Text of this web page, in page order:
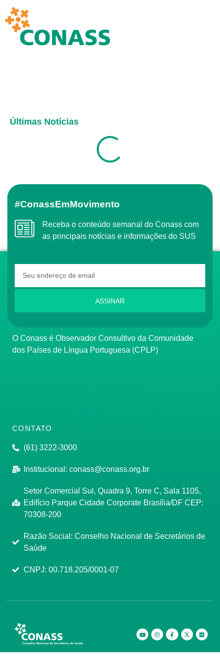
Últimas Notícias
#ConassEmMovimento
Receba o conteúdo semanal do Conass com
as principais notícias e informações do SUS
ASSINAR
O Conass é Observador Consultivo da Comunidade
dos Países de Língua Portuguesa (CPLP)
CONTATO
(61) 3222-3000
Institucional: conass@conass.org.br
Setor Comercial Sul, Quadra 9, Torre C, Sala 1105,
Edifício Parque Cidade Corporate Brasília/DF CEP:
70308-200
Razão Social: Conselho Nacional de Secretários de
Saúde
CNPJ: 00.718.205/0001-07